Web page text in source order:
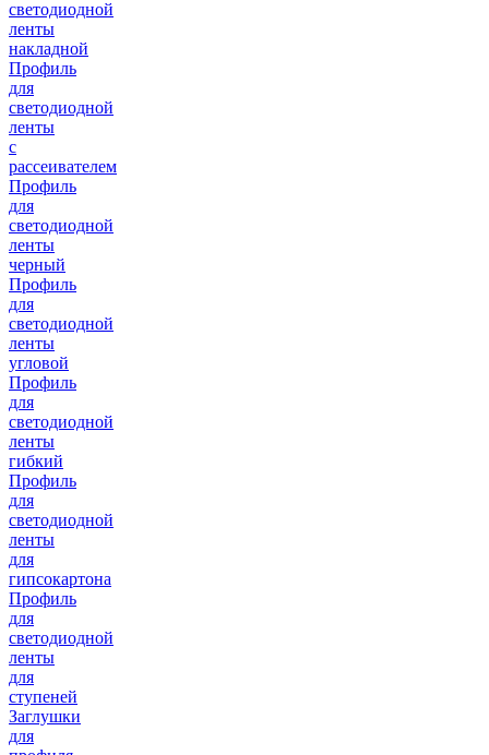
светодиодной
ленты
накладной
Профиль
для
светодиодной
ленты
с
рассеивателем
Профиль
для
светодиодной
ленты
черный
Профиль
для
светодиодной
ленты
угловой
Профиль
для
светодиодной
ленты
гибкий
Профиль
для
светодиодной
ленты
для
гипсокартона
Профиль
для
светодиодной
ленты
для
ступеней
Заглушки
для